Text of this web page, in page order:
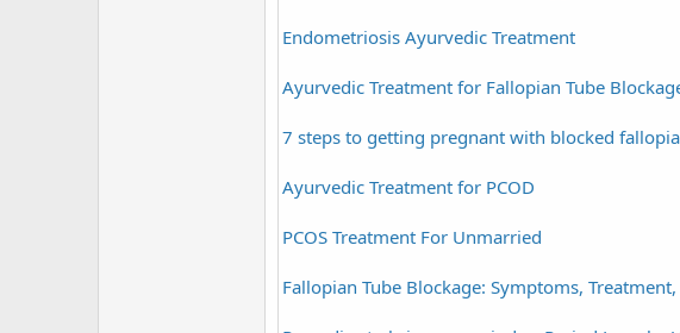
Endometriosis Ayurvedic Treatment
Ayurvedic Treatment for Fallopian Tube
7 steps to getting pregnant with blocked
Ayurvedic Treatment for PCOD
PCOS Treatment For Unmarried
Fallopian Tube Blockage: Symptoms,